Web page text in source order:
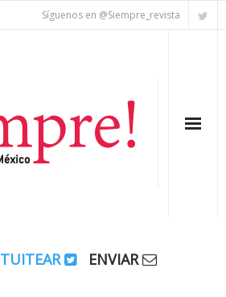
Síguenos en @Siempre_revista
TUITEAR
ENVIAR